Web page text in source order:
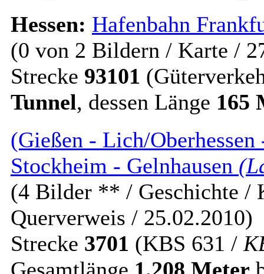
Hessen: Hafenbahn
(0 von 2 Bildern / Karte /
Strecke 93101
Tunnel, dessen Länge 165
(Gießen - Lich/
Stockheim - Gelnhausen
(4 Bilder ** / Geschichte /
Querverweis / 25.02.2010)
Strecke 3701 (KBS 631 /